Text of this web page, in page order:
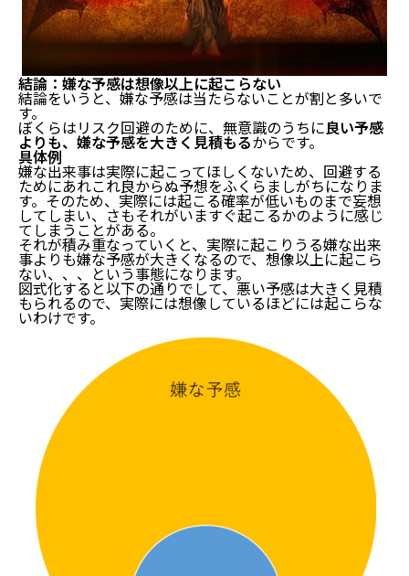
結論：嫌な予感は想像以上に起こらない
結論をいうと、嫌な予感は当たらないことが割と多いで
す。
ぼくらはリスク回避のために、無意識のうちに良い予感
よりも、嫌な予感を大きく見積もるからです。
具体例
嫌な出来事は実際に起こってほしくないため、回避する
ためにあれこれ良からぬ予想をふくらましがちになりま
す。そのため、実際には起こる確率が低いものまで妄想
してしまい、さもそれがいますぐ起こるかのように感じ
てしまうことがある。
それが積み重なっていくと、実際に起こりうる嫌な出来
事よりも嫌な予感が大きくなるので、想像以上に起こら
ない、、、という事態になります。
図式化すると以下の通りでして、悪い予感は大きく見積
もられるので、実際には想像しているほどには起こらな
いわけです。